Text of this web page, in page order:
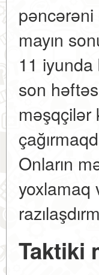
mayın
11
son
məşqçilər
Onların
yoxlamaq
Taktiki